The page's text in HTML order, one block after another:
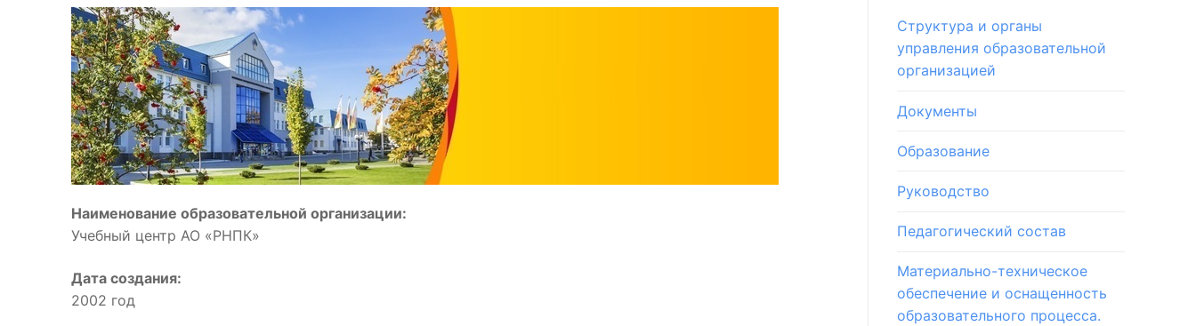
Вакансии
Режим работы
Контакты
Наименование образовательной организации:
Учебный центр АО «РНПК»
Дата создания:
2002 год
Структура и органы
управления образовательной
организацией
Документы
Образование
Руководство
Педагогический состав
Материально-техническое
обеспечение и оснащенность
образовательного процесса.